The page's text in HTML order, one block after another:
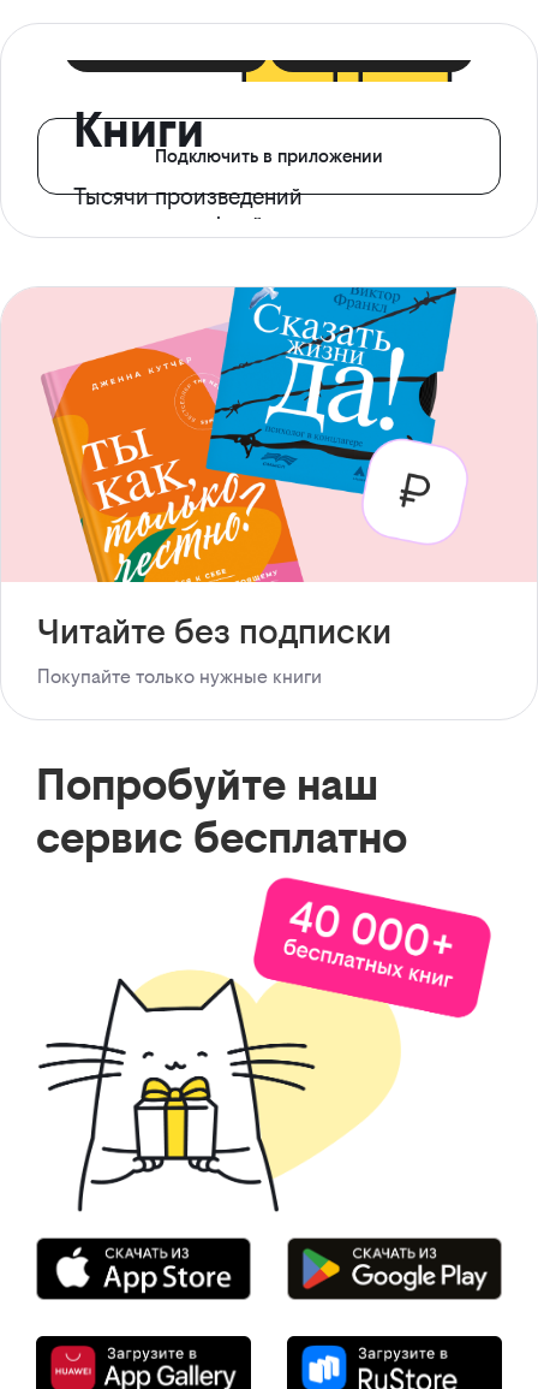
Книги
Тысячи произведений
с доступом офлайн
Подключить в приложении
Читайте без подписки
Покупайте только нужные книги
Попробуйте наш
сервис бесплатно